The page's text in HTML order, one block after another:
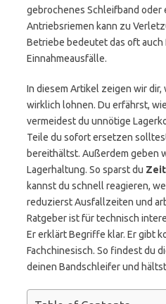
gebrochenes Schleifband oder
Antriebsriemen kann zu
Betriebe bedeutet das oft
Einnahmeausfälle.
In diesem Artikel zeigen wir
wirklich lohnen. Du erfährst,
vermeidest du unnötige
Teile du sofort ersetzen
bereithältst. Außerdem geben
Lagerhaltung. So sparst du
kannst du schnell reagieren,
reduzierst Ausfallzeiten und
Ratgeber ist für technisch
Er erklärt Begriffe klar. Er gibt
Fachchinesisch. So findest du
deinen Bandschleifer und